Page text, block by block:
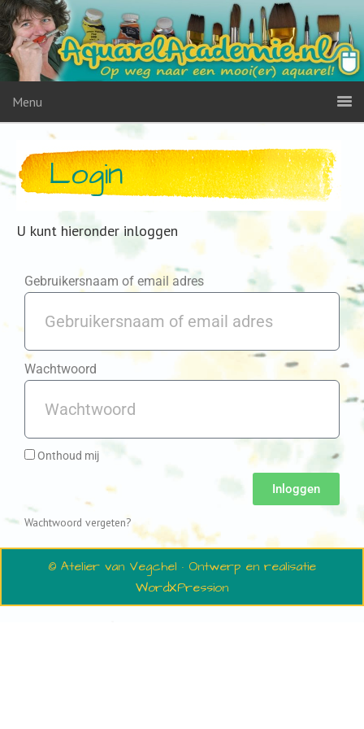
Menu
Login
U kunt hieronder inloggen
Gebruikersnaam of email adres
Wachtwoord
Onthoud mij
Inloggen
Wachtwoord vergeten?
© Atelier van Vegchel · Ontwerp en realisatie
WordXPression